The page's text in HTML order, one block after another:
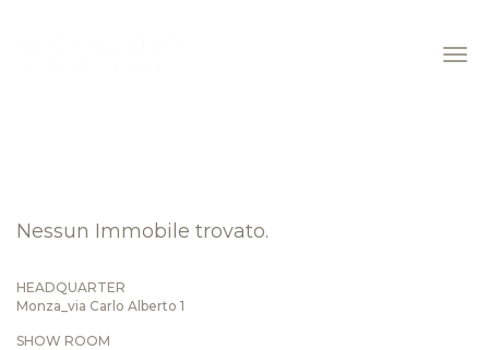
Nessun Immobile trovato.
HEADQUARTER
Monza_via Carlo Alberto 1
SHOW ROOM